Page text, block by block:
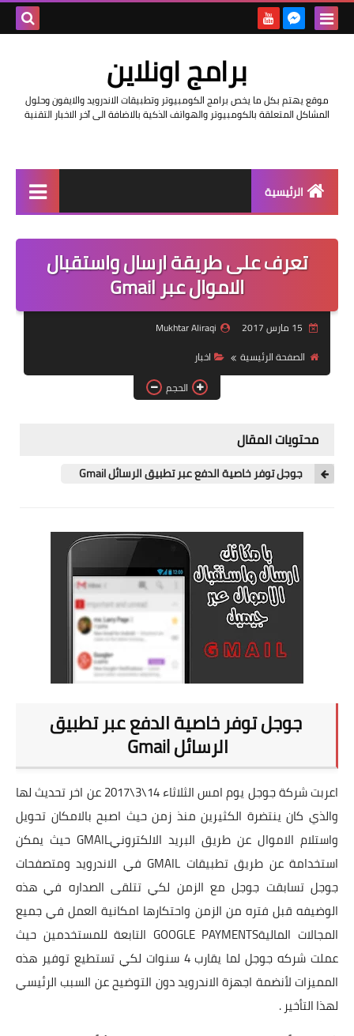
برامج اونلاين
موقع يهتم بكل ما يخص برامج الكومبيوتر وتطبيقات الاندرويد والايفون وحلول
المشاكل المتعلقة بالكومبيوتر والهواتف الذكية بالاضافة الى آخر الاخبار التقنية
الرئيسية
مراجعات
حماية
اندرويد
ويندوز
جوجل
فيسبوك
بلوجر
مقالات
العاب
تطبيقات
العملات الرقمية
تعرف على طريقة ارسال واستقبال
الاموال عبر Gmail
Mukhtar Aliraqi
الصفحة الرئيسية
اخبار
الحجم
محتويات المقال
جوجل توفر خاصية الدفع عبر تطبيق الرسائل Gmail
جوجل توفر خاصية الدفع عبر تطبيق
الرسائل Gmail
اعربت شركة جوجل يوم امس الثلاثاء 14\3\2017 عن اخر تحديث لها
والذي كان ينتضرة الكثيرين منذ زمن حيث اصبح بالامكان تحويل
واستلام الاموال عن طريق البريد الالكترونيGMAIL حيث يمكن
استخدامة عن طريق تطبيقات GMAILفي الاندرويد ومتصفحات
جوجل تسابقت جوجل مع الزمن لكي تتلقى الصداره في هذه
الوضيفه قبل فتره من الزمن واحتكارها امكانية العمل في جميع
المجالات الماليةGOOGLE PAYMENTS التابعة للمستخدمين حيث
عملت شركه جوجل لما يقارب 4 سنوات لكي تستطيع توفير هذه
المميزات لأنضمة اجهزة الاندرويد دون التوضيح عن السبب الرئيسي
لهذا التأخير .